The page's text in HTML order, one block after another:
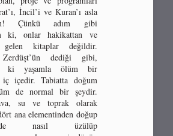
İncil’i ve Kuran’ı asla
Çünkü adım gibi
ki, onlar hakikattan ve
gelen kitaplar değildir.
dediği gibi,
ki yaşamla ölüm bir
iç içedir. Tabiatta doğum
de normal bir şeydir.
su ve toprak olarak
ana elementinden doğup
nasıl üzülüp